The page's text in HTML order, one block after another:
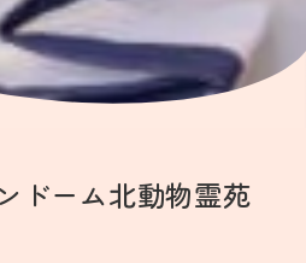
ドーム北動物霊苑